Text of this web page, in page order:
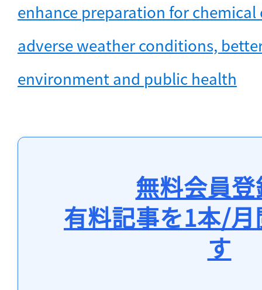
enhance preparation for
adverse weather conditions,
environment and public health
無料会員
有料記事を1本/
す